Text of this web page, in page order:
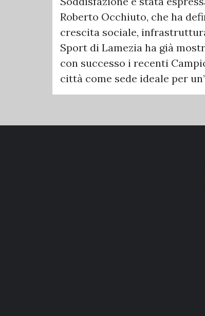
Roberto Occhiuto, che ha
crescita sociale,
Sport di Lamezia ha già
con successo i recenti
città come sede ideale per